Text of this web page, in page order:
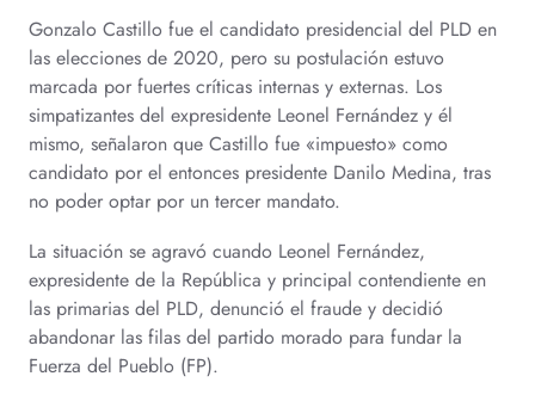
Gonzalo Castillo fue el candidato presidencial del PLD en
las elecciones de 2020, pero su postulación estuvo
marcada por fuertes críticas internas y externas. Los
simpatizantes del expresidente Leonel Fernández y él
mismo, señalaron que Castillo fue «impuesto» como
candidato por el entonces presidente Danilo Medina, tras
no poder optar por un tercer mandato.
La situación se agravó cuando Leonel Fernández,
expresidente de la República y principal contendiente en
las primarias del PLD, denunció el fraude y decidió
abandonar las filas del partido morado para fundar la
Fuerza del Pueblo (FP).